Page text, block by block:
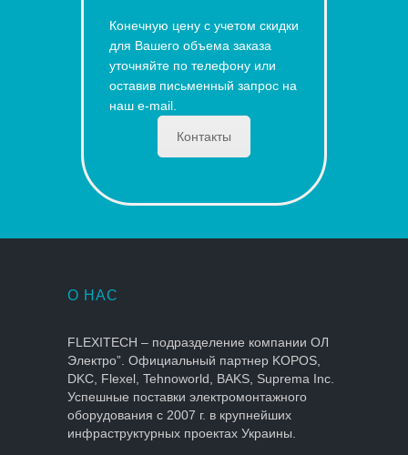
Конечную цену с учетом скидки
для Вашего объема заказа
уточняйте по телефону или
оставив письменный запрос на
наш e-mail.
Контакты
О НАС
FLEXITECH – подразделение компании ОЛ
Электро”. Официальный партнер KOPOS,
DKC, Flexel, Tehnoworld, BAKS, Suprema Inc.
Успешные поставки электромонтажного
оборудования с 2007 г. в крупнейших
инфраструктурных проектах Украины.